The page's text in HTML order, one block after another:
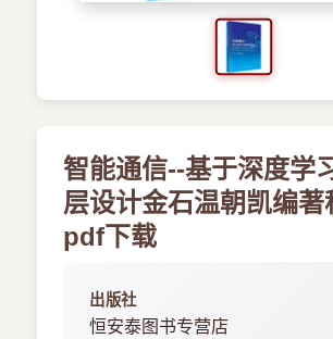
智能通信--基于深度学
层设计金石温朝凯编著
pdf下载
出版社
恒安泰图书专营店